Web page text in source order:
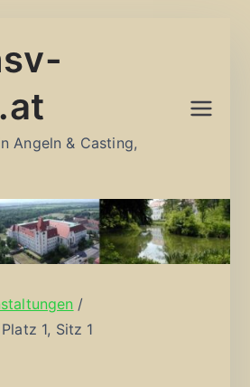
Angeln & Casting,
1, Sitz 1